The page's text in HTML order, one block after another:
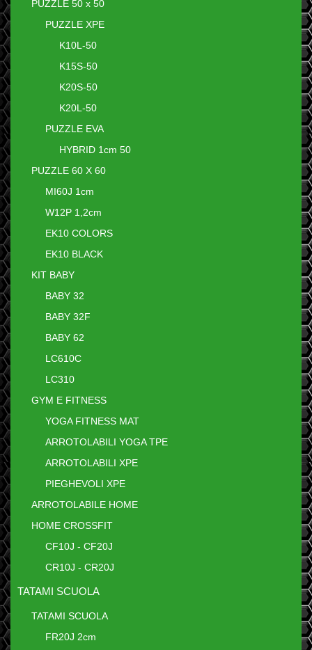
PUZZLE 50 x 50
PUZZLE XPE
K10L-50
K15S-50
K20S-50
K20L-50
PUZZLE EVA
HYBRID 1cm 50
PUZZLE 60 X 60
MI60J 1cm
W12P 1,2cm
EK10 COLORS
EK10 BLACK
KIT BABY
BABY 32
BABY 32F
BABY 62
LC610C
LC310
GYM E FITNESS
YOGA FITNESS MAT
ARROTOLABILI YOGA TPE
ARROTOLABILI XPE
PIEGHEVOLI XPE
ARROTOLABILE HOME
HOME CROSSFIT
CF10J - CF20J
CR10J - CR20J
TATAMI SCUOLA
TATAMI SCUOLA
FR20J 2cm